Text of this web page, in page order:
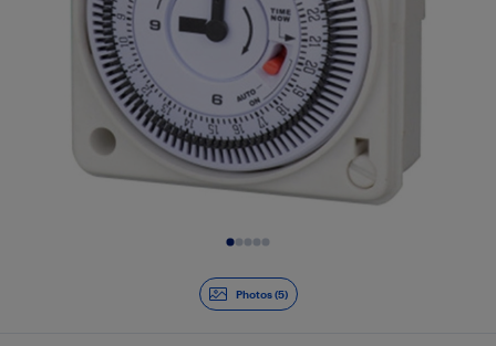
Photos (5)